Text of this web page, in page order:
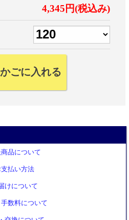
4,345円(税込み)
品について
支払い方法
けについて
数料について